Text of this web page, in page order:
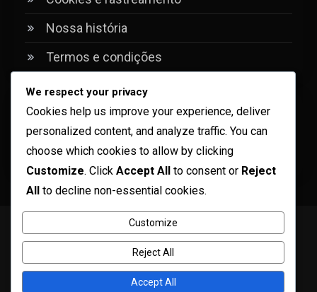
Nossa história
Termos e condições
Pesquisar
Search
for:
Copyright © ogma blog 2026Proudly powered by WordPress
Theme: ogma-blog byMystery Themes.
Política de privacidade
Fale conosco
Cookies e rastreamento
We respect your privacy
Cookies help us improve your experience, deliver
personalized content, and analyze traffic. You can
choose which cookies to allow by clicking
Customize. Click Accept All to consent or Reject
All to decline non-essential cookies.
Customize
Reject All
Accept All